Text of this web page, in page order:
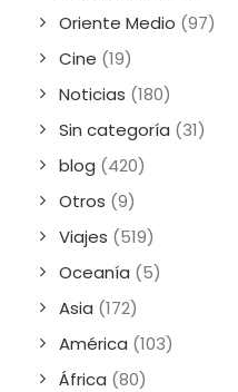
Oriente Medio (97)
Cine (19)
Noticias (180)
Sin categoría (31)
blog (420)
Otros (9)
Viajes (519)
Oceanía (5)
Asia (172)
América (103)
África (80)